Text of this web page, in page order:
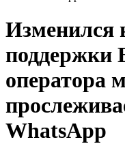
Изменился
поддержки
оператора
WhatsApp